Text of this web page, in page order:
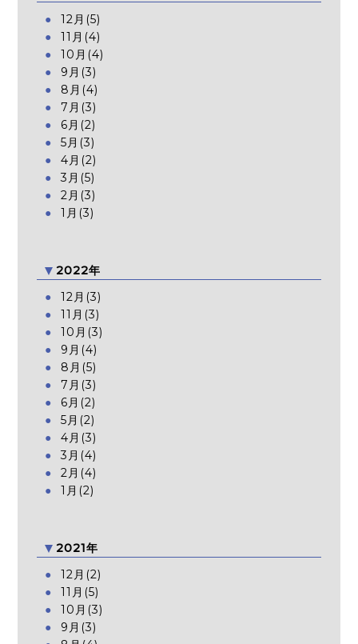
12月(5)
11月(4)
10月(4)
9月(3)
8月(4)
7月(3)
6月(2)
5月(3)
4月(2)
3月(5)
2月(3)
1月(3)
2022年
12月(3)
11月(3)
10月(3)
9月(4)
8月(5)
7月(3)
6月(2)
5月(2)
4月(3)
3月(4)
2月(4)
1月(2)
2021年
12月(2)
11月(5)
10月(3)
9月(3)